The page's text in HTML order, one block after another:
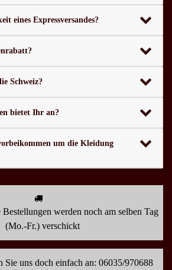
eines Expressversandes?
Schweiz?
bietet Ihr an?
um die Kleidung
werden noch am selben Tag
(Mo.-Fr.) verschickt
Sie uns doch einfach an: 06035/970688